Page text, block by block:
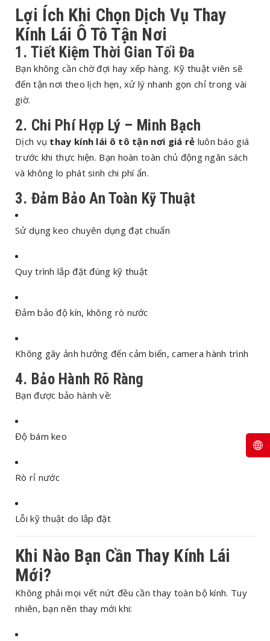
Lợi Ích Khi Chọn Dịch Vụ Thay
Kính Lái Ô Tô Tận Nơi
1. Tiết Kiệm Thời Gian Tối Đa
Bạn không cần chờ đợi hay xếp hàng. Kỹ thuật viên sẽ
đến tận nơi theo lịch hẹn, xử lý nhanh gọn chỉ trong vài
giờ.
2. Chi Phí Hợp Lý – Minh Bạch
Dịch vụ thay kính lái ô tô tận nơi giá rẻ luôn báo giá
trước khi thực hiện. Bạn hoàn toàn chủ động ngân sách
và không lo phát sinh chi phí ẩn.
3. Đảm Bảo An Toàn Kỹ Thuật
Sử dụng keo chuyên dụng đạt chuẩn
Quy trình lắp đặt đúng kỹ thuật
Đảm bảo độ kín, không rò nước
Không gây ảnh hưởng đến cảm biến, camera hành trình
4. Bảo Hành Rõ Ràng
Bạn được bảo hành về:
Độ bám keo
Rò rỉ nước
Lỗi kỹ thuật do lắp đặt
Khi Nào Bạn Cần Thay Kính Lái
Mới?
Không phải mọi vết nứt đều cần thay toàn bộ kính. Tuy
nhiên, bạn nên thay mới khi: